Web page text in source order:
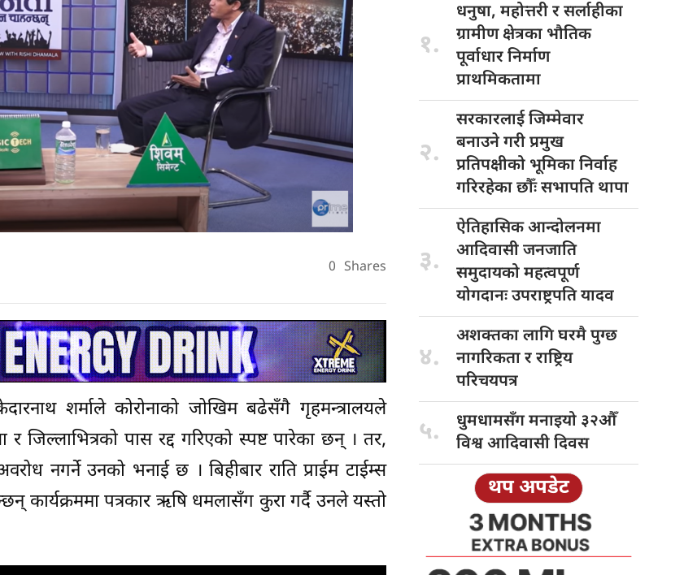
0 Shares
शर्माले कोरोनाको जोखिम बढेसँगै गृहमन्त्रालयले
पास रद्द गरिएको स्पष्ट पारेका छन् । तर,
नगर्ने उनको भनाई छ । बिहीबार राति प्राईम टाईम्स
कार्यक्रममा पत्रकार ऋषि धमलासँग कुरा गर्दै उनले यस्तो
१.
धनुषा, महोत्तरीर सर्लाहीका
ग्रामीण क्षेत्रका भौतिक
पूर्वाधार निर्माण
प्राथमिकतामा
२.
सरकारलाई जिम्मेवार
बनाउने गरी प्रमुख
प्रतिपक्षीको भूमिका निर्वाह
गरिरहेका छौँः सभापति थापा
३.
ऐतिहासिक आन्दोलनमा
आदिवासी जनजाति
समुदायको महत्वपूर्ण
योगदानः उपराष्ट्रपति यादव
४.
अशक्तका लागिघरमै पुग्छ
नागरिकता र राष्ट्रिय
परिचयपत्र
५. धुमधामसँग मनाइयो ३२औँ
विश्व आदिवासी दिवस
थप अपडेट